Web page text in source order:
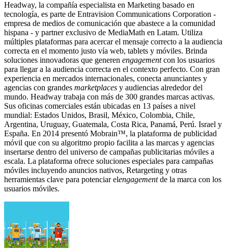
Headway, la compañía especialista en Marketing basado en
tecnología, es parte de Entravision Communications Corporation -
empresa de medios de comunicación que abastece a la comunidad
hispana - y partner exclusivo de MediaMath en Latam. Utiliza
múltiples plataformas para acercar el mensaje correcto a la audiencia
correcta en el momento justo vía web, tablets y móviles. Brinda
soluciones innovadoras que generen engagementcon los usuarios
para llegar a la audiencia correcta en el contexto perfecto. Con gran
experiencia en mercados internacionales, conecta anunciantes y
agencias con grandes marketplaces y audiencias alrededor del
mundo. Headway trabaja con más de 300 grandes marcas activas.
Sus oficinas comerciales están ubicadas en 13 países a nivel
mundial: Estados Unidos, Brasil, México, Colombia, Chile,
Argentina, Uruguay, Guatemala, Costa Rica, Panamá, Perú. Israel y
España. En 2014 presentó Mobrain™, la plataforma de publicidad
móvil que con su algoritmo propio facilita a las marcas y agencias
insertarse dentro del universo de campañas publicitarias móviles a
escala. La plataforma ofrece soluciones especiales para campañas
móviles incluyendo anuncios nativos, Retargeting y otras
herramientas clave para potenciar elengagementde la marca con los
usuarios móviles.​